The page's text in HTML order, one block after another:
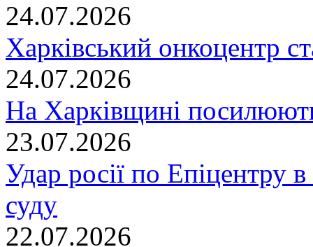
24.07.2026
Харківський онкоцентр
24.07.2026
На Харківщині
23.07.2026
Удар росії по Епіцентру
суду
22.07.2026